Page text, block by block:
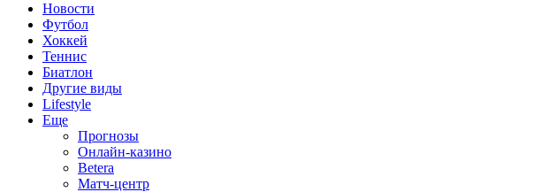
Новости
Футбол
Хоккей
Теннис
Биатлон
Другие виды
Lifestyle
Еще
Прогнозы
Онлайн-казино
Betera
Матч-центр